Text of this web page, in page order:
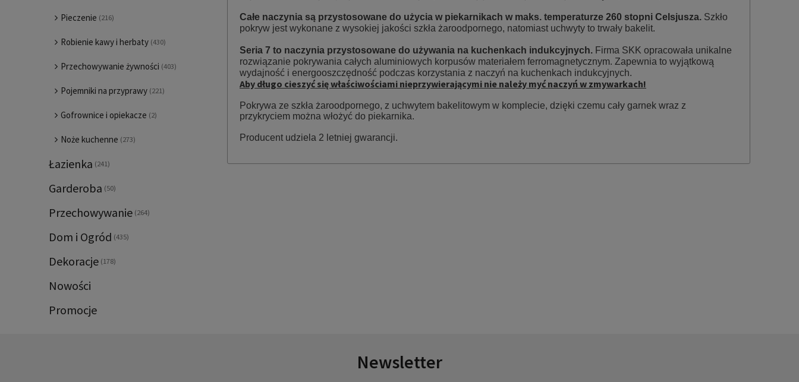
Pieczenie (216)
Robienie kawy i herbaty (430)
Przechowywanie żywności (403)
Pojemniki na przyprawy (221)
Gofrownice i opiekacze (2)
Noże kuchenne (273)
Łazienka (241)
Garderoba (50)
Przechowywanie (264)
Dom i Ogród (435)
Dekoracje (178)
Nowości
Promocje
Całe naczynia są przystosowane do użycia w piekarnikach w maks. temperaturze 260 stopni Celsjusza. Szkło
pokryw jest wykonane z wysokiej jakości szkła żaroodpornego, natomiast uchwyty to trwały bakelit.
Seria 7 to naczynia przystosowane do używania na kuchenkach indukcyjnych. Firma SKK opracowała unikalne
rozwiązanie pokrywania całych aluminiowych korpusów materiałem ferromagnetycznym. Zapewnia to wyjątkową
wydajność i energooszczędność podczas korzystania z naczyń na kuchenkach indukcyjnych.
Aby długo cieszyć się właściwościami nieprzywierającymi nie należy myć naczyń w zmywarkach!
Pokrywa ze szkła żaroodpornego, z uchwytem bakelitowym w komplecie, dzięki czemu cały garnek wraz z
przykryciem można włożyć do piekarnika.
Producent udziela 2 letniej gwarancji.
Newsletter